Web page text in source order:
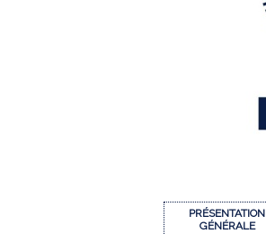
PRÉSENTATION
GÉNÉRALE